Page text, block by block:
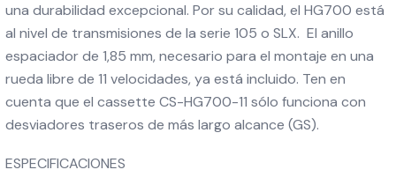
una durabilidad excepcional. Por su calidad, el HG700 está
al nivel de transmisiones de la serie 105 o SLX. El anillo
espaciador de 1,85 mm, necesario para el montaje en una
rueda libre de 11 velocidades, ya está incluido. Ten en
cuenta que el cassette CS-HG700-11 sólo funciona con
desviadores traseros de más largo alcance (GS).
ESPECIFICACIONES